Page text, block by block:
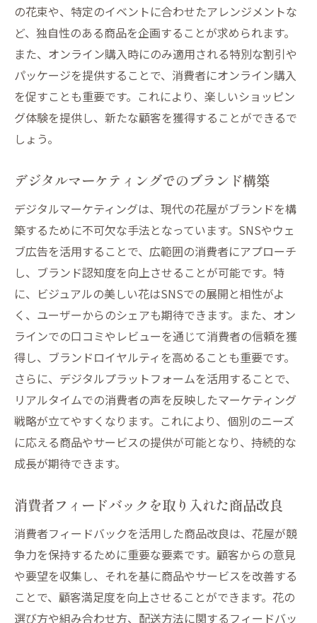
の花束や、特定のイベントに合わせたアレンジメントな
ど、独自性のある商品を企画することが求められます。
また、オンライン購入時にのみ適用される特別な割引や
パッケージを提供することで、消費者にオンライン購入
を促すことも重要です。これにより、楽しいショッピン
グ体験を提供し、新たな顧客を獲得することができるで
しょう。
デジタルマーケティングでのブランド構築
デジタルマーケティングは、現代の花屋がブランドを構
築するために不可欠な手法となっています。SNSやウェ
ブ広告を活用することで、広範囲の消費者にアプローチ
し、ブランド認知度を向上させることが可能です。特
に、ビジュアルの美しい花はSNSでの展開と相性がよ
く、ユーザーからのシェアも期待できます。また、オン
ラインでの口コミやレビューを通じて消費者の信頼を獲
得し、ブランドロイヤルティを高めることも重要です。
さらに、デジタルプラットフォームを活用することで、
リアルタイムでの消費者の声を反映したマーケティング
戦略が立てやすくなります。これにより、個別のニーズ
に応える商品やサービスの提供が可能となり、持続的な
成長が期待できます。
消費者フィードバックを取り入れた商品改良
消費者フィードバックを活用した商品改良は、花屋が競
争力を保持するために重要な要素です。顧客からの意見
や要望を収集し、それを基に商品やサービスを改善する
ことで、顧客満足度を向上させることができます。花の
選び方や組み合わせ方、配送方法に関するフィードバッ